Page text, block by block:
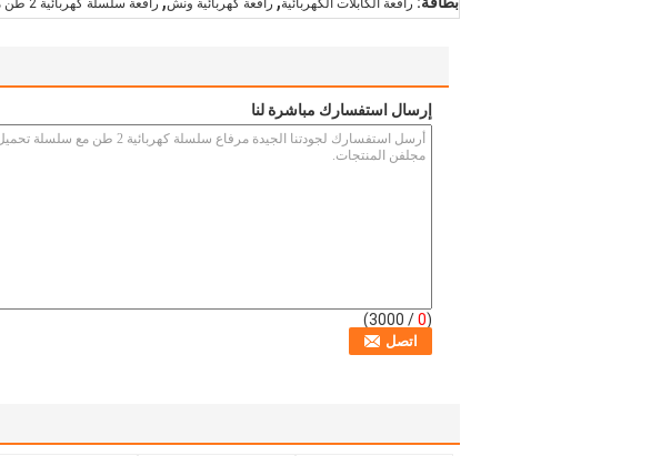
رافعة الكابلات الكهربائية رافعة كهربائية ونش رافعة سلسلة كهربائية 2 طن مقاومة للصدأ
إرسال استفسارك مباشرة لنا
(
0
/ 3000)